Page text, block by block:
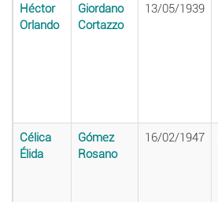
Héctor
Orlando
Giordano
Cortazzo
13/05/1939
Célica
Élida
Gómez
Rosano
16/02/1947